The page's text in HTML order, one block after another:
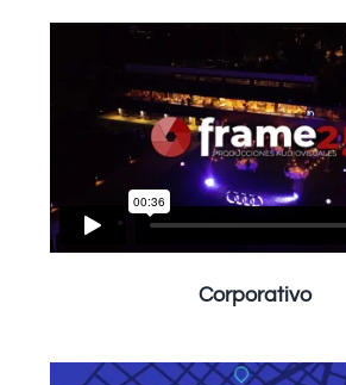
Corporativo